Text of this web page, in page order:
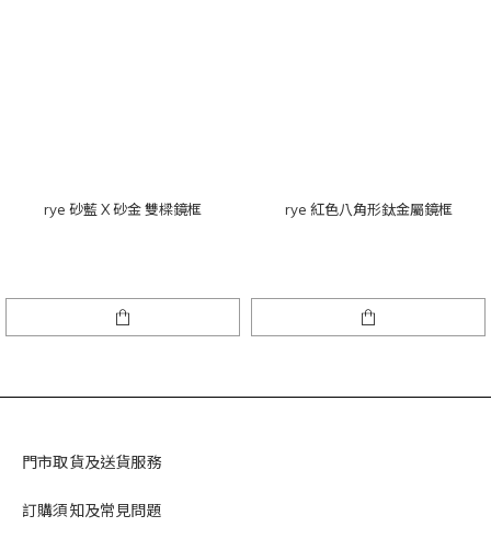
rye 砂藍 X 砂金 雙樑鏡框 rye 紅色八角形鈦金屬鏡框
門市取貨及送貨服務
訂購須知及常見問題